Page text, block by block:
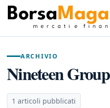
ARCHIVIO
Nineteen Group
1 articoli pubblicati